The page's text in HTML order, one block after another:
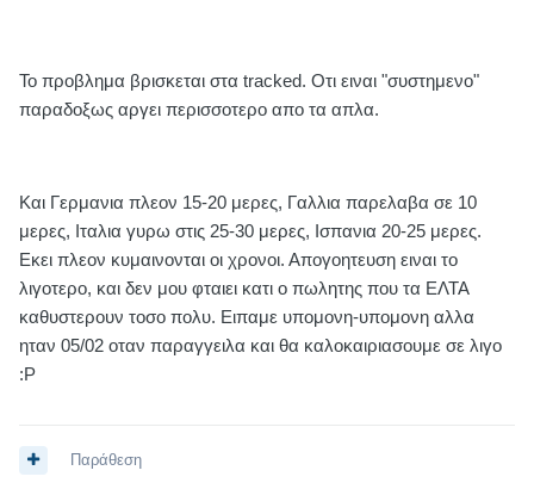
Το προβλημα βρισκεται στα tracked. Οτι ειναι "συστημενο"
παραδοξως αργει περισσοτερο απο τα απλα.
Και Γερμανια πλεον 15-20 μερες, Γαλλια παρελαβα σε 10
μερες, Ιταλια γυρω στις 25-30 μερες, Ισπανια 20-25 μερες.
Εκει πλεον κυμαινονται οι χρονοι. Απογοητευση ειναι το
λιγοτερο, και δεν μου φταιει κατι ο πωλητης που τα ΕΛΤΑ
καθυστερουν τοσο πολυ. Ειπαμε υπομονη-υπομονη αλλα
ηταν 05/02 οταν παραγγειλα και θα καλοκαιριασουμε σε λιγο
:P
Παράθεση